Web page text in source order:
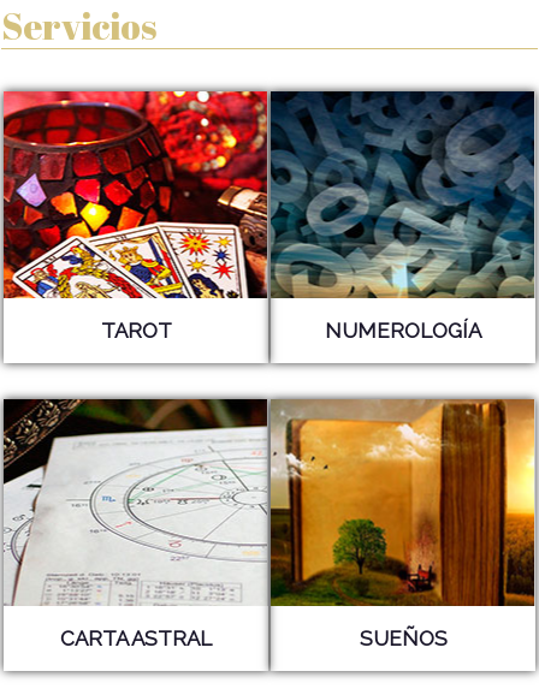
Servicios
TAROT NUMEROLOGÍA
CARTA ASTRAL SUEÑOS